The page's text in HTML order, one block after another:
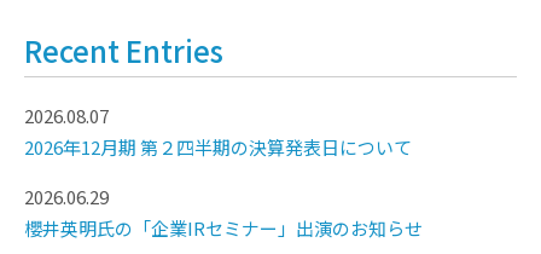
Recent Entries
2026.08.07
2026年12月期 第２四半期の決算発表日について
2026.06.29
櫻井英明氏の「企業IRセミナー」出演のお知らせ